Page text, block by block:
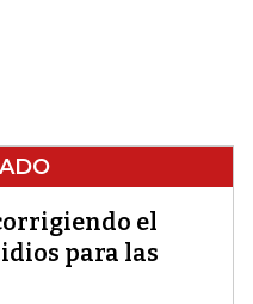
el
para las